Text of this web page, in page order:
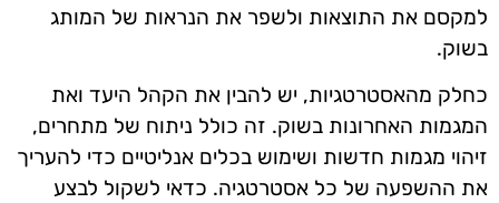
למקסם את התוצאות ולשפר את הנראות של המותג
בשוק.
כחלק מהאסטרטגיות, יש להבין את הקהל היעד ואת
המגמות האחרונות בשוק. זה כולל ניתוח של מתחרים,
זיהוי מגמות חדשות ושימוש בכלים אנליטיים כדי להעריך
את ההשפעה של כל אסטרטגיה. כדאי לשקול לבצע